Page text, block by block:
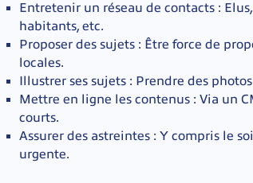
Entretenir un réseau de contacts :
habitants, etc.
Proposer des sujets : Être force de
locales.
Illustrer ses sujets : Prendre des
Mettre en ligne les contenus : Via un
courts.
Assurer des astreintes : Y compris le
urgente.